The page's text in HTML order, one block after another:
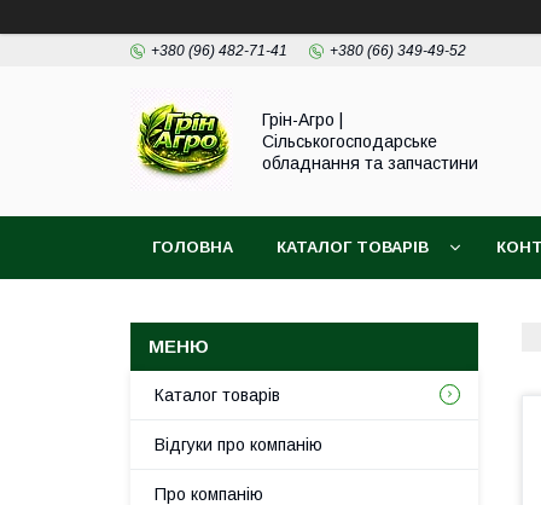
+380 (96) 482-71-41 +380 (66) 349-49-52
Грін-Агро |
Сільськогосподарське
обладнання та запчастини
ГОЛОВНА КАТАЛОГ ТОВАРІВ
Каталог товарів
Відгуки про компанію
Про компанію